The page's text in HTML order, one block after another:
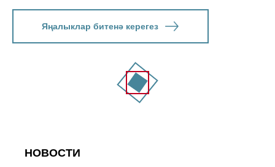
Яңалыклар битенә керегез
НОВОСТИ